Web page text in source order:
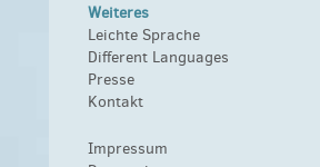
Weiteres
Leichte Sprache
Different Languages
Presse
Kontakt
Impressum